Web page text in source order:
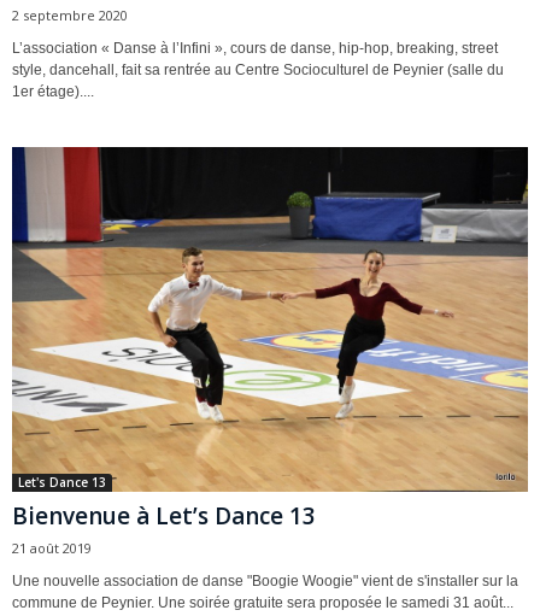
2 septembre 2020
L’association « Danse à l’Infini », cours de danse, hip-hop, breaking, street
style, dancehall, fait sa rentrée au Centre Socioculturel de Peynier (salle du
1er étage)....
Let's Dance 13
Bienvenue à Let’s Dance 13
21 août 2019
Une nouvelle association de danse "Boogie Woogie" vient de s'installer sur la
commune de Peynier. Une soirée gratuite sera proposée le samedi 31 août...